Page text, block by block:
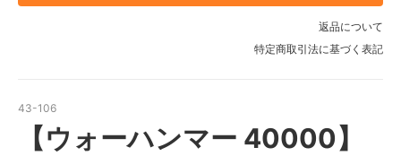
返品について
特定商取引法に基づく表記
43-106
【ウォーハンマー 40000】